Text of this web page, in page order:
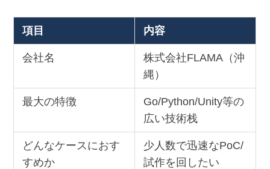
項目 内容
会社名
株式会社FLAMA（沖
縄）
最大の特徴
Go/Python/Unity等の
広い技術栈
どんなケースにおす
すめか
少人数で迅速なPoC/
試作を回したい